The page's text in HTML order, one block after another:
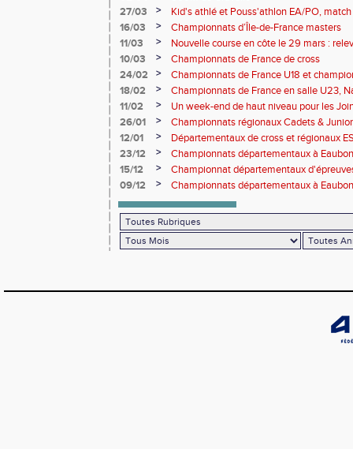
27/03
>
Kid's athlé et Pouss'athlon EA/PO,
championnat LIFA épreuves combinées
16/03 >
Championnats d’Île-de-France masters
11/03
>
Nouvelle course en côte le 29 mars :
10/03
>
Championnats de France de cross
24/02
>
Championnats de France U18 et
Lancers Long
18/02 >
Championnats de France en salle U23,
de cross-country
11/02 >
Un week-end de haut niveau pour les
26/01
>
Championnats régionaux Cadets &
performances avant le Meeting de Paris
12/01 >
Départementaux de cross et régionaux
23/12
>
Championnats départementaux à
15/12
>
Championnat départementaux
09/12
> Championnats départementaux à